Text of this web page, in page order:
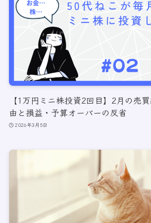
【1万円ミニ株投資2回目】2月の売
由と損益・予算オーバーの反省
2026年3月5日